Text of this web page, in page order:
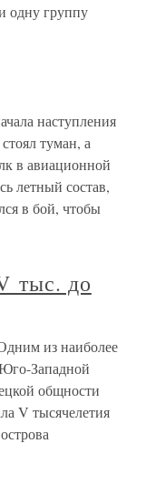
одну группу
наступления
туман, а
в авиационной
летный состав,
в бой, чтобы
тыс. до
из наиболее
Западной
общности
V тысячелетия